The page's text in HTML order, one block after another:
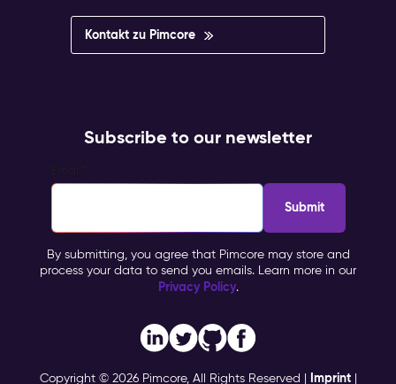
Kontakt zu Pimcore
Subscribe to our newsletter
By submitting, you agree that Pimcore may store and
process your data to send you emails. Learn more in our
Privacy Policy.
Copyright © 2026 Pimcore, All Rights Reserved | Imprint|